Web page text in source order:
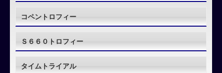
コペントロフィー
Ｓ６６０トロフィー
タイムトライアル